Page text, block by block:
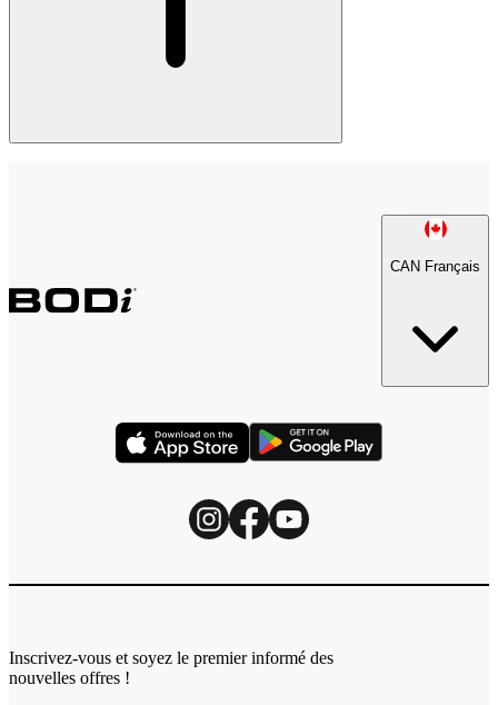
CAN Français
Inscrivez-vous et soyez le premier informé des
nouvelles offres !